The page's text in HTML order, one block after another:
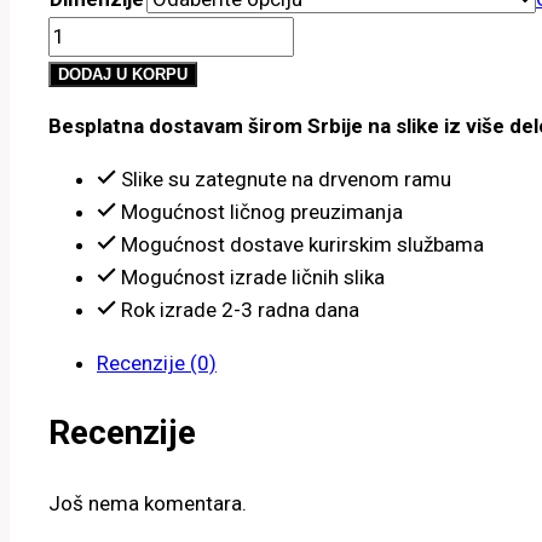
od
Cvetna
polja
DODAJ U KORPU
Besplatna dostavam širom Srbije na slike iz više
Slike su zategnute na drvenom ramu
Mogućnost ličnog preuzimanja
Mogućnost dostave kurirskim službama
Mogućnost izrade ličnih slika
Rok izrade 2-3 radna dana
Recenzije (0)
Recenzije
Još nema komentara.